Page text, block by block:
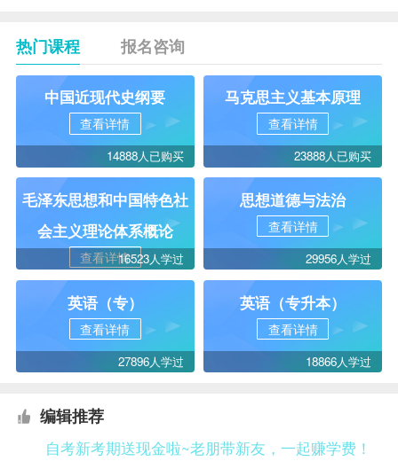
热门课程 报名咨询
中国近现代史纲要
查看详情
14888人已购买
马克思主义基本原理
查看详情
23888人已购买
毛泽东思想和中国特色社
会主义理论体系概论
查看详情16523人学过
思想道德与法治
查看详情
29956人学过
英语（专）
查看详情
27896人学过
英语（专升本）
查看详情
18866人学过
编辑推荐
自考新考期送现金啦~老朋带新友，一起赚学费！